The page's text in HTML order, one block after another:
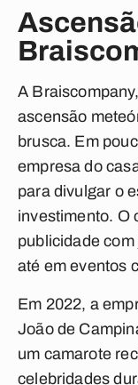
A
ascensão
brusca. Em
empresa do
para divulgar o
investimento. O
publicidade
até em eventos
Em 2022, a
João de
um camarote
celebridades